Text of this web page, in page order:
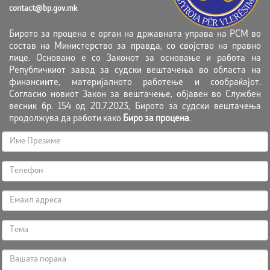
contact@bp.gov.mk
Бирото за процена е орган на државната управа на РСМ во
состав на Министерство за правда, со својство на правно
лице. Основано е со Законот за основање и работа на
Републичкиот завод за судски вештачења во областа на
финансиите, материјалното работење и сообраќајот.
Согласно новиот Закон за вештачење, објавен во Службен
весник бр. 154 од 20.7.2023, Бирото за судски вештачења
продолжува да работи како Биро за процена.